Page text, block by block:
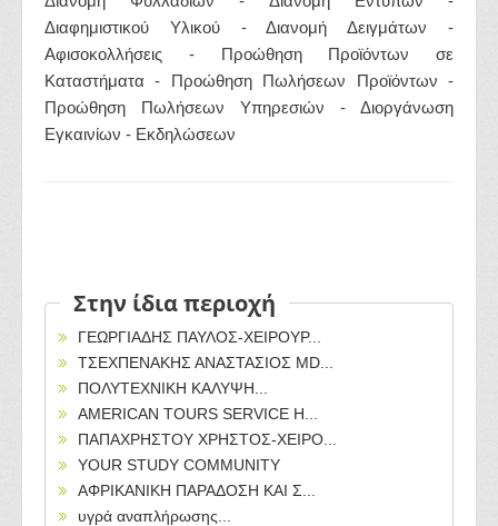
Διαφημιστικού Υλικού - Διανομή Δειγμάτων -
Αφισοκολλήσεις - Προώθηση Προϊόντων σε
Καταστήματα - Προώθηση Πωλήσεων Προϊόντων -
Προώθηση Πωλήσεων Υπηρεσιών - Διοργάνωση
Εγκαινίων - Εκδηλώσεων
Στην ίδια περιοχή
ΓΕΩΡΓΙΑΔΗΣ ΠΑΥΛΟΣ-ΧΕΙΡΟΥΡ...
ΤΣΕΧΠΕΝΑΚΗΣ ΑΝΑΣΤΑΣΙΟΣ ΜD...
ΠΟΛΥΤΕΧΝΙΚΗ ΚΑΛΥΨΗ...
AMERICAN TOURS SERVICE H...
ΠΑΠΑΧΡΗΣΤΟΥ ΧΡΗΣΤΟΣ-ΧΕΙΡΟ...
YOUR STUDY COMMUNITY
ΑΦΡΙΚΑΝΙΚΗ ΠΑΡΑΔΟΣΗ ΚΑΙ Σ...
υγρά αναπλήρωσης...